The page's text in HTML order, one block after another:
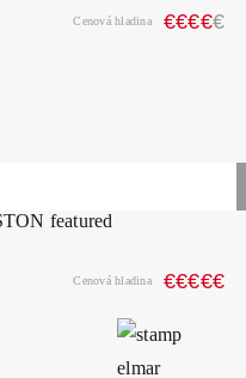
Cenová hladina €€€€€
Cenová hladina €€€€€